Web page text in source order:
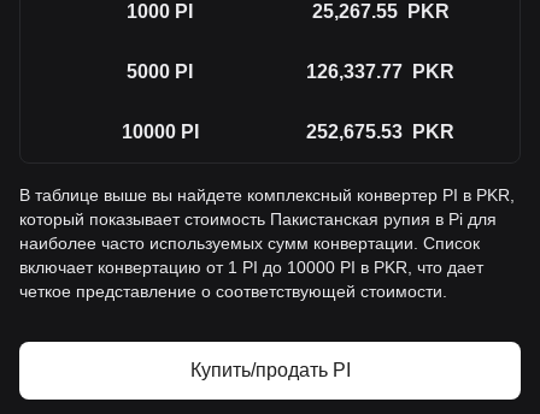
1000 PI 25,267.55 PKR
5000 PI 126,337.77 PKR
10000 PI 252,675.53 PKR
В таблице выше вы найдете комплексный конвертер PI в PKR,
который показывает стоимость Пакистанская рупия в Pi для
наиболее часто используемых сумм конвертации. Список
включает конвертацию от 1 PI до 10000 PI в PKR, что дает
четкое представление о соответствующей стоимости.
Купить/продать PI